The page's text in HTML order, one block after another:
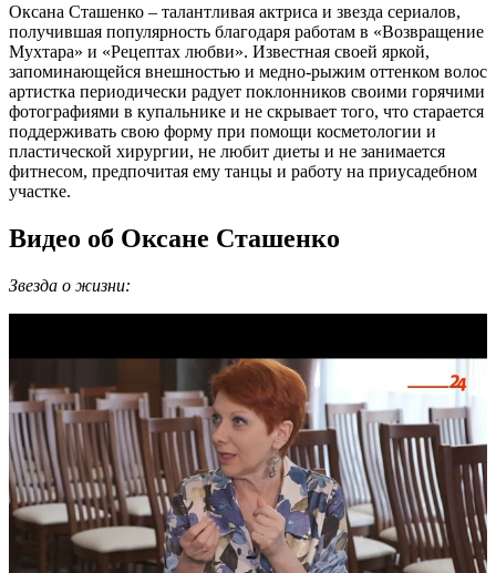
Оксана Сташенко – талантливая актриса и звезда сериалов,
получившая популярность благодаря работам в «Возвращение
Мухтара» и «Рецептах любви». Известная своей яркой,
запоминающейся внешностью и медно-рыжим оттенком волос
артистка периодически радует поклонников своими горячими
фотографиями в купальнике и не скрывает того, что старается
поддерживать свою форму при помощи косметологии и
пластической хирургии, не любит диеты и не занимается
фитнесом, предпочитая ему танцы и работу на приусадебном
участке.
Видео об Оксане Сташенко
Звезда о жизни: